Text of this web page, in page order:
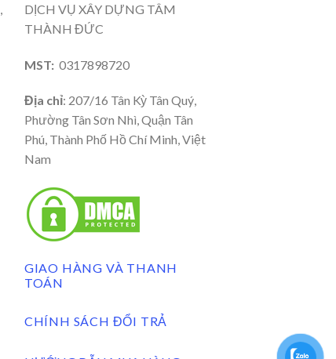
DỊCH VỤ XÂY DỰNG TÂM
THÀNH ĐỨC
MST: 0317898720
Địa chỉ: 207/16 Tân Kỳ Tân Quý,
Phường Tân Sơn Nhì, Quận Tân
Phú, Thành Phố Hồ Chí Minh, Việt
Nam
GIAO HÀNG VÀ THANH
TOÁN
CHÍNH SÁCH ĐỔI TRẢ